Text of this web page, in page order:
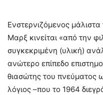
Ενστερνιζόμενος
Μαρξ κινείται «από την
συγκεκριμένη (υλική)
ανώτερο επίπεδο
θιασώτης του πνεύματος
λόγιος –που το 1964